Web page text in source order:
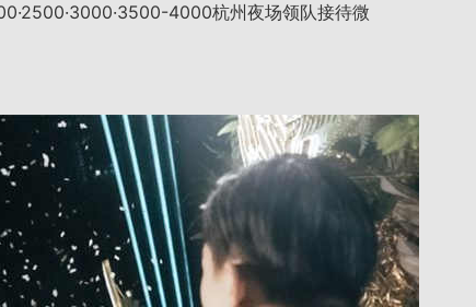
4000杭州夜场领队接待微